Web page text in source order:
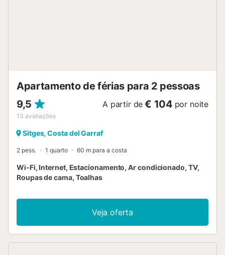
Apartamento de férias para 2 pessoas
9,5
13 avaliações
A partir de € 104 por noite
Sitges, Costa del Garraf
2 pess. 1 quarto 60 m para a costa
Wi-Fi, Internet, Estacionamento, Ar condicionado, TV,
Roupas de cama, Toalhas
Veja oferta